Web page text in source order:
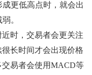
更低高点时，就会出
。
时，交易者会更关注
长时间才会出现价格
易者会使用MACD等